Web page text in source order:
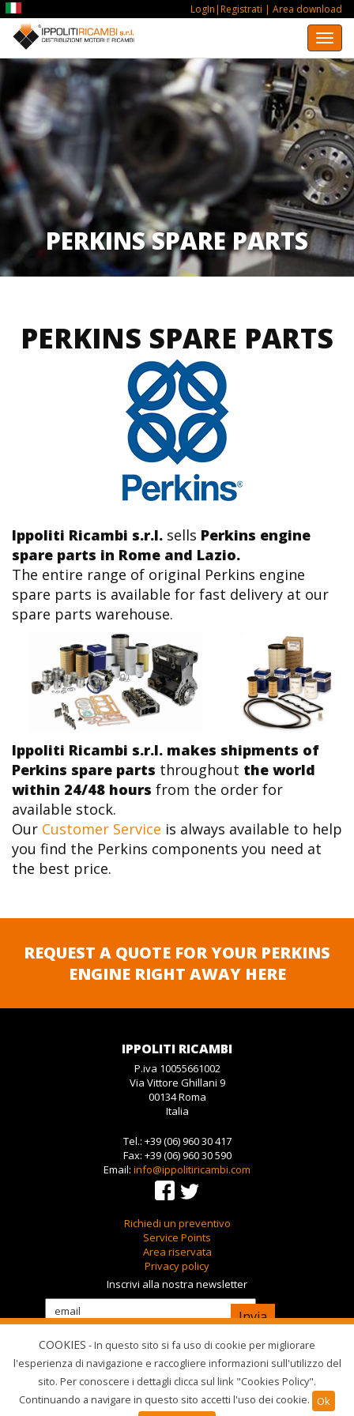
LogIn|Registrati | Area download
COOKIES - In questo sito si fa uso di cookie per migliorare
l'esperienza di navigazione e raccogliere informazioni sull'utilizzo del
sito. Per conoscere i dettagli clicca sul link "Cookies Policy".
Continuando a navigare in questo sito accetti l'uso dei cookie.
Ok
PERKINS SPARE PARTS
PERKINS SPARE PARTS
Ippoliti Ricambi s.r.l. sells Perkins engine
spare parts in Rome and Lazio.
The entire range of original Perkins engine
spare parts is available for fast delivery at our
spare parts warehouse.
Ippoliti Ricambi s.r.l. makes shipments of
Perkins spare parts throughout the world
within 24/48 hours from the order for
available stock.
Our Customer Service is always available to help
you find the Perkins components you need at
the best price.
REQUEST A QUOTE FOR YOUR PERKINS
ENGINE RIGHT AWAY HERE
IPPOLITI RICAMBI
P.iva 10055661002
Via Vittore Ghillani 9
00134 Roma
Italia
Tel.: +39 (06) 960 30 417
Fax: +39 (06) 960 30 590
Email: info@ippolitiricambi.com
Richiedi un preventivo
Service Points
Area riservata
Privacy policy
Inscrivi alla nostra newsletter
sulla privacy per il trattamento dei dati personali
e di esprimere il consenso all'utilizzo degli stessi
per le finalità espresse nella privacy policy